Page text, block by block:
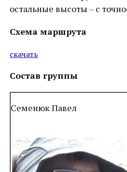
остальные высоты – с
Схема маршрута
скачать
Состав группы
Семенюк Павел